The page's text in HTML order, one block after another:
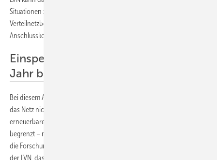
Situationen zu zusätzlichen Belastungen führen. Der
Verteilnetzbetreiber hat deshalb bereits 2024 ein eigenes
Anschlusskonzept entwickelt: die netzneutrale Fahrweise.
Einspeisung auf 1.000 Stunden pro
Jahr begrenzt
Bei diesem Ansatz werden die Batteriespeicher so betrieben, dass sie
das Netz nicht zusätzlich belasten. In Zeiten hoher Einspeisung aus
erneuerbaren Energien wird die Einspeisung der Speicher gezielt
begrenzt – maximal für 1.000 Stunden im Jahr. Eine Bewertung durch
die Forschungsstelle für Energiewirtschaft (FfE) zeigt nach Angaben
der LVN, dass diese Begrenzung die Wirtschaftlichkeit der Speicher